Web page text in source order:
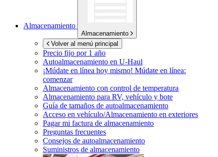
Almacenamiento
Almacenamiento
Volver al menú principal
Precio fijo por 1 año
Autoalmacenamiento en U-Haul
¡Múdate en línea hoy mismo! Múdate en línea:
comenzar
Almacenamiento con control de temperatura
Almacenamiento para RV, vehículo y bote
Guía de tamaños de autoalmacenamiento
Acceso en vehículo/Almacenamiento en exteriores
Pagar mi factura de almacenamiento
Preguntas frecuentes
Consejos de autoalmacenamiento
Suministros de almacenamiento